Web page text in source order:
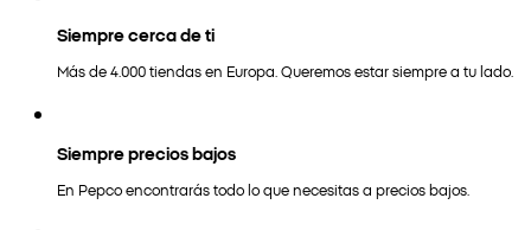
Siempre cerca de ti
Más de 4.000 tiendas en Europa. Queremos estar siempre a tu lado.
Siempre precios bajos
En Pepco encontrarás todo lo que necesitas a precios bajos.